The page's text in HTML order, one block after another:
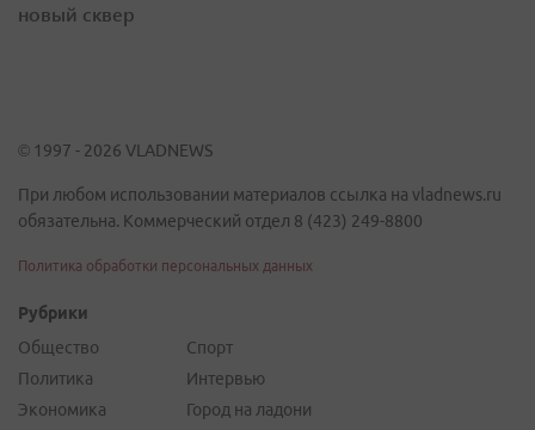
новый сквер
© 1997 - 2026 VLADNEWS
При любом использовании материалов ссылка на vladnews.ru
обязательна. Коммерческий отдел 8 (423) 249-8800
Политика обработки персональных данных
Рубрики
Общество
Политика
Экономика
Спорт
Интервью
Город на ладони